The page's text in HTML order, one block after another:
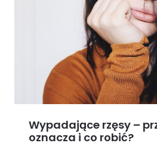
Wypadające rzęsy –
oznacza i co robić?